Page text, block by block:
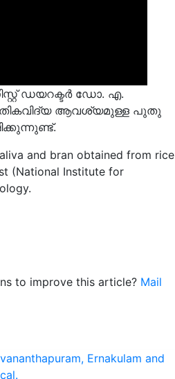
ഡയറക്ടർ ഡോ. എ.
ആവശ്യമുള്ള പുതു
and bran obtained from rice
(National Institute for
to improve this article? Mail